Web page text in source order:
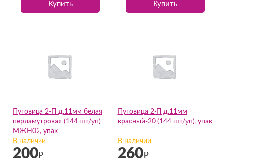
Купить Купить
Пуговица 2-П д.11мм белая
перламутровая (144 шт/уп)
МЖН02, упак
В наличии
200Р
Пуговица 2-П д.11мм
красный-20 (144 шт/уп), упак
В наличии
260Р